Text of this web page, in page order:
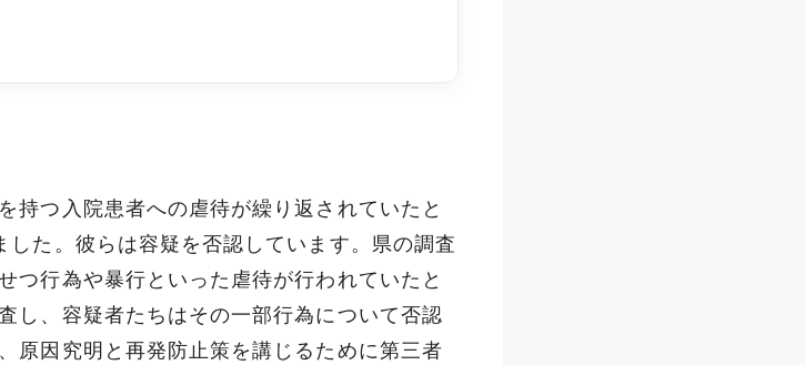
持つ入院患者への虐待が繰り返されていたと
た。彼らは容疑を否認しています。県の調査
つ行為や暴行といった虐待が行われていたと
し、容疑者たちはその一部行為について否認
原因究明と再発防止策を講じるために第三者